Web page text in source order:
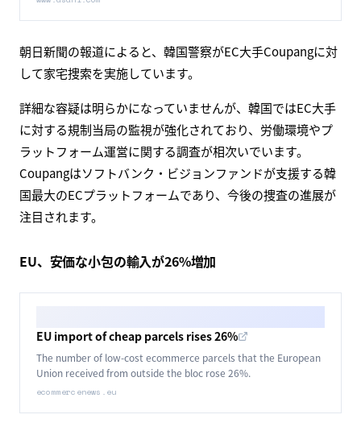
朝日新聞の報道によると、韓国警察がEC大手Coupangに対
して家宅捜索を実施しています。
詳細な容疑は明らかになっていませんが、韓国ではEC大手
に対する規制当局の監視が強化されており、労働環境やプ
ラットフォーム運営に関する調査が相次いでいます。
Coupangはソフトバンク・ビジョンファンドが支援する韓
国最大のECプラットフォームであり、今後の捜査の進展が
注目されます。
EU、安価な小包の輸入が26%増加
EU import of cheap parcels rises 26%
The number of low-cost ecommerce parcels that the European
Union received from outside the bloc rose 26%.
ecommercenews.eu